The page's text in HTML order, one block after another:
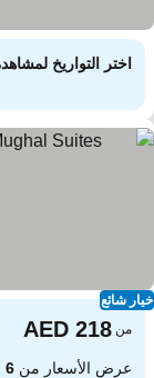
اختر التواريخ
شائع
من
عرض الأسعار من6 مواقع